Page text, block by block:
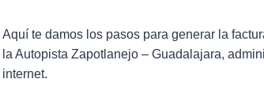
Aquí te damos los pasos para generar la
la Autopista Zapotlanejo – Guadalajara,
internet.